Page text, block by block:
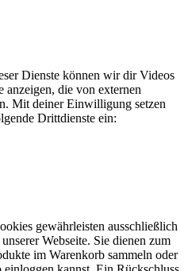
Dienste können wir dir Videos
anzeigen, die von externen
Mit deiner Einwilligung setzen
Drittdienste ein:
gewährleisten ausschließlich
Webseite. Sie dienen zum
im Warenkorb sammeln oder